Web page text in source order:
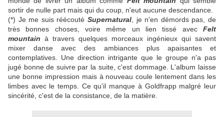
sortir de nulle part mais qui du coup, n'eut aucune descendance.
(*) Je me suis réécouté Supernatural , je n'en démords pas, de
très bonnes choses, voire même un lien tissé avec Felt
mountain à travers quelques morceaux ingénieux qui savent
mixer danse avec des ambiances plus apaisantes et
contemplatives. Une direction intrigante que le groupe n'a pas
jugé bonne de suivre par la suite, c'est dommage. L'album laisse
une bonne impression mais à nouveau coule lentement dans les
limbes avec le temps. Ce qu'il manque à Goldfrapp malgré leur
sincérité, c'est de la consistance, de la matière.